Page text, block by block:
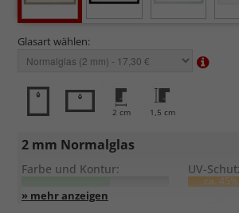
Glasart wählen:
2 cm 1,5 cm
2 mm Normalglas
Farbe und Kontur: UV-
ca. 45%
Entspiegelung: